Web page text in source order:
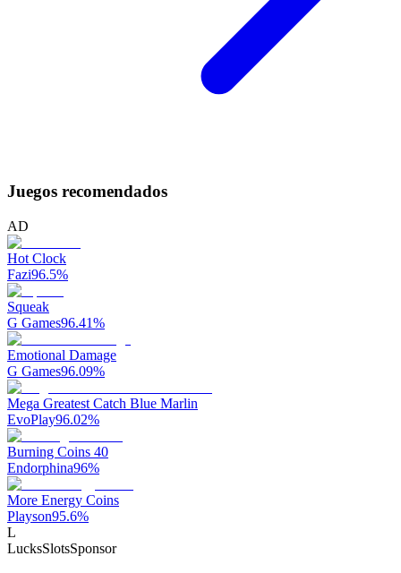
Juegos recomendados
AD
Hot Clock
Fazi96.5%
Squeak
G Games96.41%
Emotional Damage
G Games96.09%
Mega Greatest Catch Blue Marlin
EvoPlay96.02%
Burning Coins 40
Endorphina96%
More Energy Coins
Playson95.6%
L
LucksSlotsSponsor